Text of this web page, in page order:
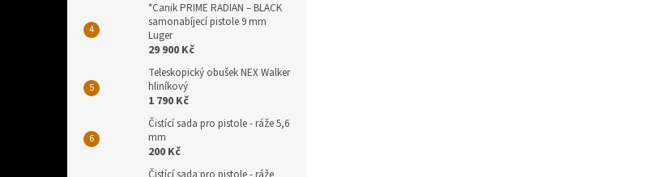
*Canik PRIME RADIAN – BLACK
samonabíjecí pistole 9 mm
Luger
29 900 Kč
Teleskopický obušek NEX Walker
hliníkový
1 790 Kč
Čistící sada pro pistole - ráže 5,6
mm
200 Kč